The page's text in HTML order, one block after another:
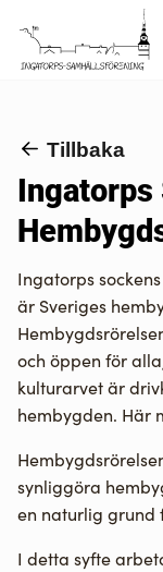
Tillbaka
Ingatorps
Ingatorps
är Sveriges
och öppen för
kulturarvet är
hembygden. Här
synliggöra
en naturlig grund
I detta syfte